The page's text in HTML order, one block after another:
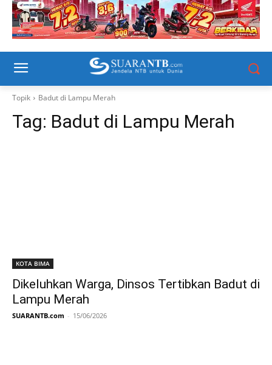
Topik Badut di Lampu Merah
Tag: Badut di Lampu Merah
KOTA BIMA
Dikeluhkan Warga, Dinsos Tertibkan Badut di
Lampu Merah
SUARANTB.com - 15/06/2026